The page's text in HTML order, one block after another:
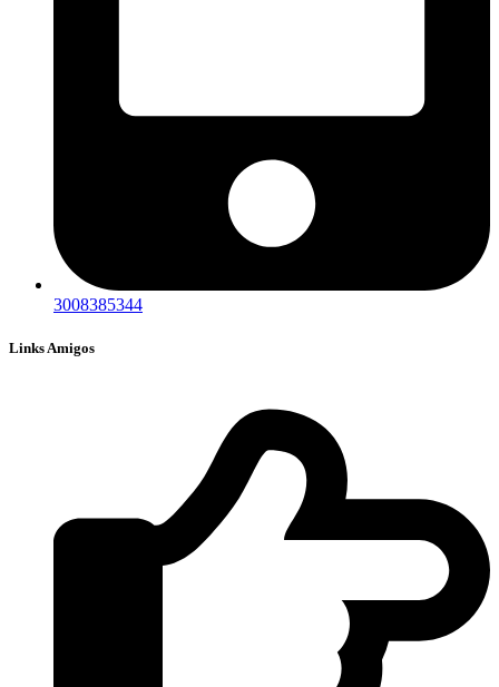
3008385344
Links Amigos